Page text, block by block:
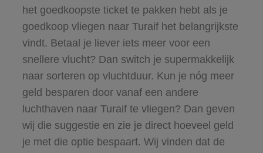
het goedkoopste ticket te pakken hebt als je
goedkoop vliegen naar Turaif het belangrijkste
vindt. Betaal je liever iets meer voor een
snellere vlucht? Dan switch je supermakkelijk
naar sorteren op vluchtduur. Kun je nóg meer
geld besparen door vanaf een andere
luchthaven naar Turaif te vliegen? Dan geven
wij die suggestie en zie je direct hoeveel geld
je met die optie bespaart. Wij vinden dat de